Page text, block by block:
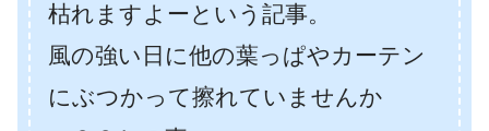
枯れますよーという記事。
風の強い日に他の葉っぱやカーテン
にぶつかって擦れていませんか